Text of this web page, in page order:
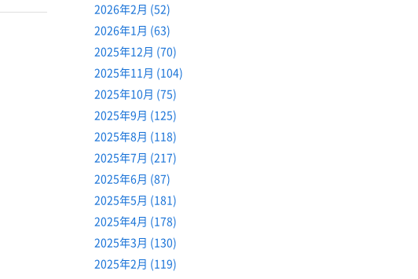
2026年2月 (52)
2026年1月 (63)
2025年12月 (70)
2025年11月 (104)
2025年10月 (75)
2025年9月 (125)
2025年8月 (118)
2025年7月 (217)
2025年6月 (87)
2025年5月 (181)
2025年4月 (178)
2025年3月 (130)
2025年2月 (119)